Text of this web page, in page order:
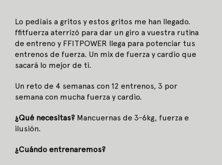
Lo pedíais a gritos y estos gritos me han llegado.
ffitfuerza aterrizó para dar un giro a vuestra rutina
de entreno y FFITPOWER llega para potenciar tus
entrenos de fuerza. Un mix de fuerza y cardio que
sacará lo mejor de ti.
Un reto de 4 semanas con 12 entrenos, 3 por
semana con mucha fuerza y cardio.
¿Qué necesitas? Mancuernas de 3-6kg, fuerza e
ilusión.
¿Cuándo entrenaremos?